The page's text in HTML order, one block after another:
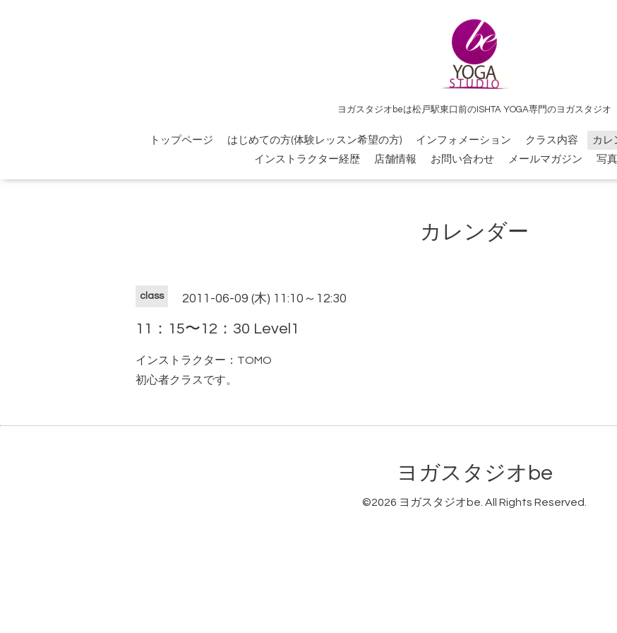
ヨガスタジオbeは松戸駅東口前のISHTA YOGA専門のヨガスタジオ
トップページ はじめての方(体験レッスン希望の方) インフォメーション クラス内容 カレ
インストラクター経歴
店舗情報 お問い合わせ メールマガジン 写真
カレンダー
class 2011-06-09 (木) 11:10～12:30
11：15〜12：30 Level1
インストラクター：TOMO
初心者クラスです。
ヨガスタジオbe
©2026 ヨガスタジオbe. All Rights Reserved.